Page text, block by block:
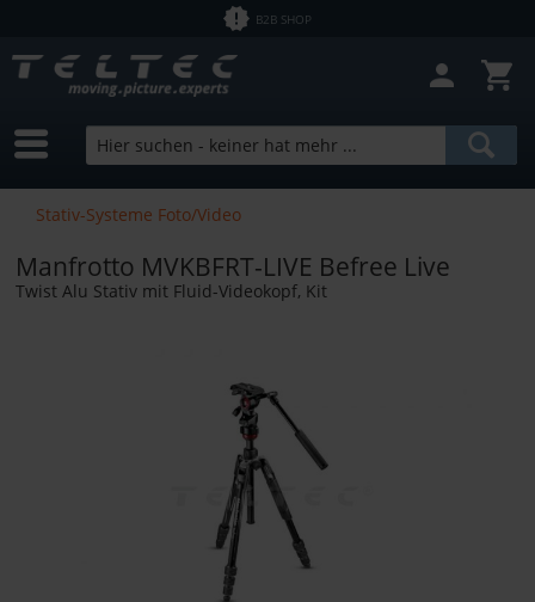
B2B SHOP
Stativ-Systeme Foto/Video
Manfrotto MVKBFRT-LIVE Befree Live
Twist Alu Stativ mit Fluid-Videokopf, Kit